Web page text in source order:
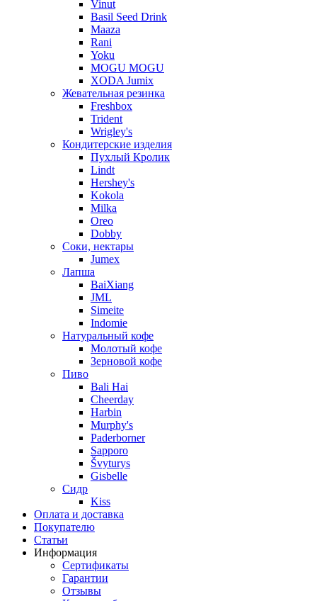
Vinut
Basil Seed Drink
Maaza
Rani
Yoku
MOGU MOGU
XODA Jumix
Жевательная резинка
Freshbox
Trident
Wrigley's
Кондитерские изделия
Пухлый Кролик
Lindt
Hershey's
Kokola
Milka
Oreo
Dobby
Соки, нектары
Jumex
Лапша
BaiXiang
JML
Simeite
Indomie
Натуральный кофе
Молотый кофе
Зерновой кофе
Пиво
Bali Hai
Cheerday
Harbin
Murphy's
Paderborner
Sapporo
Švyturys
Gisbelle
Сидр
Kiss
Оплата и доставка
Покупателю
Статьи
Информация
Сертификаты
Гарантии
Отзывы